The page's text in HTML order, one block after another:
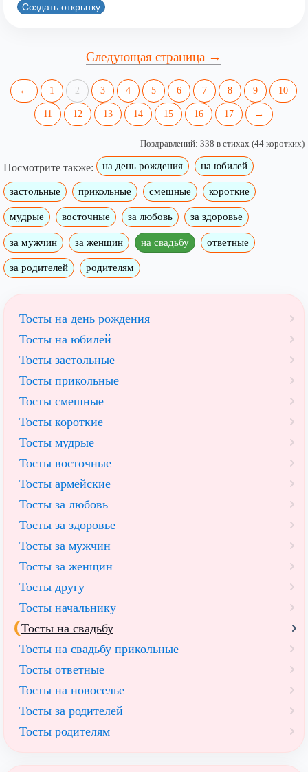
Создать открытку
Следующая страница →
← 1 2 3 4 5 6 7 8 9 10
11 12 13 14 15 16 17 →
Поздравлений: 338 в стихах (44 коротких)
Посмотрите также: на день рождения на юбилей
застольные прикольные смешные короткие
мудрые восточные за любовь за здоровье
за мужчин за женщин на свадьбу ответные
за родителей родителям
Тосты на день рождения
Тосты на юбилей
Тосты застольные
Тосты прикольные
Тосты смешные
Тосты короткие
Тосты мудрые
Тосты восточные
Тосты армейские
Тосты за любовь
Тосты за здоровье
Тосты за мужчин
Тосты за женщин
Тосты другу
Тосты начальнику
Тосты на свадьбу
Тосты на свадьбу прикольные
Тосты ответные
Тосты на новоселье
Тосты за родителей
Тосты родителям